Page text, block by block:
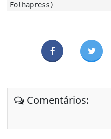
Folhapress)
Comentários: